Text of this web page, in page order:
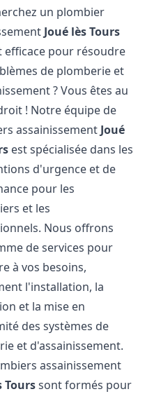
un plombier
Joué lès Tours
efficace pour résoudre
de plomberie et
? Vous êtes au
! Notre équipe de
assainissement Joué
est spécialisée dans les
d'urgence et de
pour les
et les
Nous offrons
de services pour
à vos besoins,
l'installation, la
et la mise en
des systèmes de
et d'assainissement.
assainissement
Tourssont formés pour